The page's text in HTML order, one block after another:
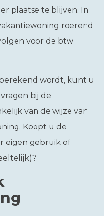
plaatse te blijven. In
roerend
voor de btw
wordt, kunt u
bij de
van de wijze van
Koopt u de
eigen gebruik of